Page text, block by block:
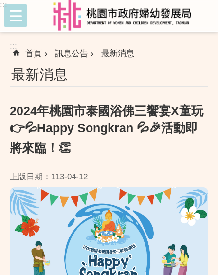
跳到主要內容區塊
:::
:::
首頁 訊息公告 最新消息
最新消息
2024年桃園市泰國浴佛三饗宴X童玩
👉💦Happy Songkran 💦🎉活動即
將來臨！👏
上版日期：113-04-12